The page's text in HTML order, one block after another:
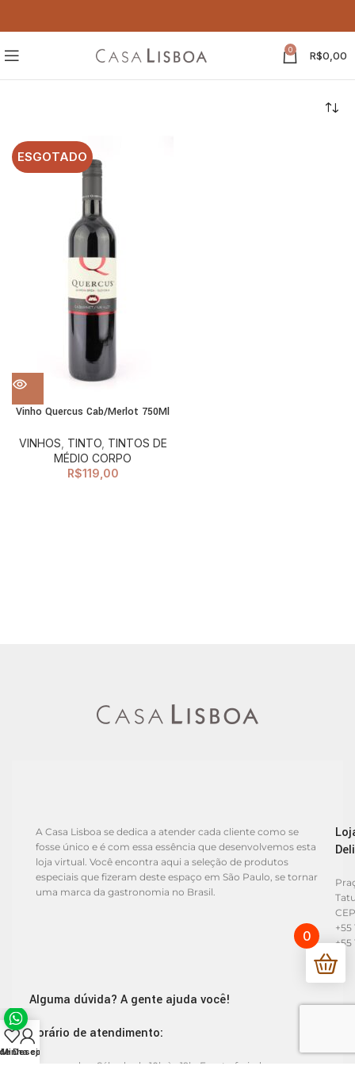
0 R$0,00
ESGOTADO
Vinho Quercus Cab/Merlot 750Ml
VINHOS TINTO, TINTOS DE
MÉDIO CORPO
R$119,00
A Casa Lisboa se dedica a atender cada cliente como se
fosse único e é com essa essência que desenvolvemos esta
loja virtual. Você encontra aqui a seleção de produtos
especiais que fizeram deste espaço em São Paulo, se tornar
uma marca da gastronomia no Brasil.
+55
+55
Alguma dúvida? A gente ajuda você!
Horário de atendimento:
Desejos
Minha conta
0